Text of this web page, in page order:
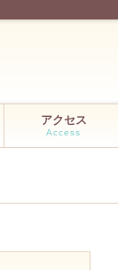
アクセス
Access